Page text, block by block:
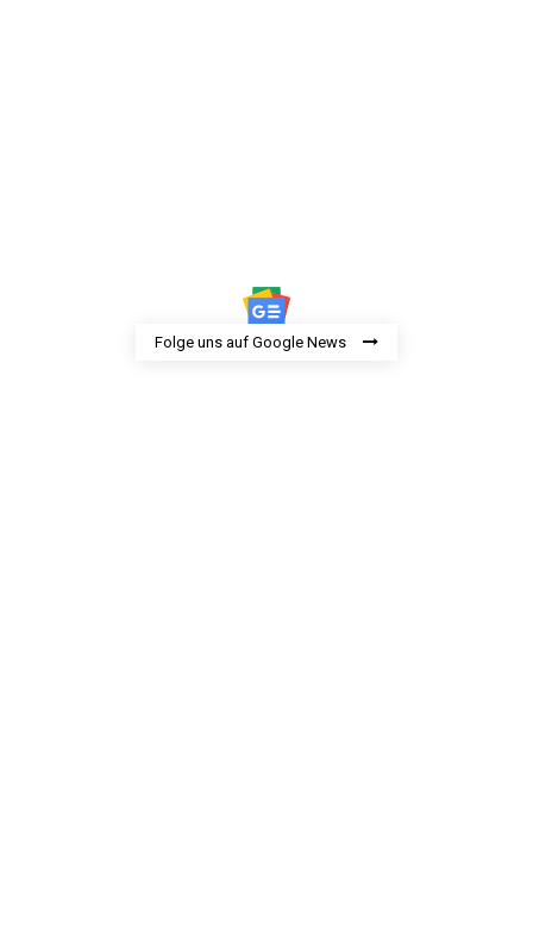
Folge uns auf Google News